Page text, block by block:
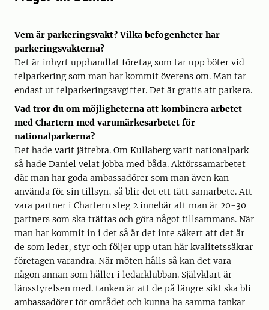
Vem är parkeringsvakt? Vilka befogenheter har
parkeringsvakterna?
Det är inhyrt upphandlat företag som tar upp böter vid
felparkering som man har kommit överens om. Man tar
endast ut felparkeringsavgifter. Det är gratis att parkera.
Vad tror du om möjligheterna att kombinera arbetet
med Chartern med varumärkesarbetet för
nationalparkerna?
Det hade varit jättebra. Om Kullaberg varit nationalpark
så hade Daniel velat jobba med båda. Aktörssamarbetet
där man har goda ambassadörer som man även kan
använda för sin tillsyn, så blir det ett tätt samarbete. Att
vara partner i Chartern steg 2 innebär att man är 20-30
partners som ska träffas och göra något tillsammans. När
man har kommit in i det så är det inte säkert att det är
de som leder, styr och följer upp utan här kvalitetssäkrar
företagen varandra. När möten hålls så kan det vara
någon annan som håller i ledarklubban. Självklart är
länsstyrelsen med. tanken är att de på längre sikt ska bli
ambassadörer för området och kunna ha samma tankar